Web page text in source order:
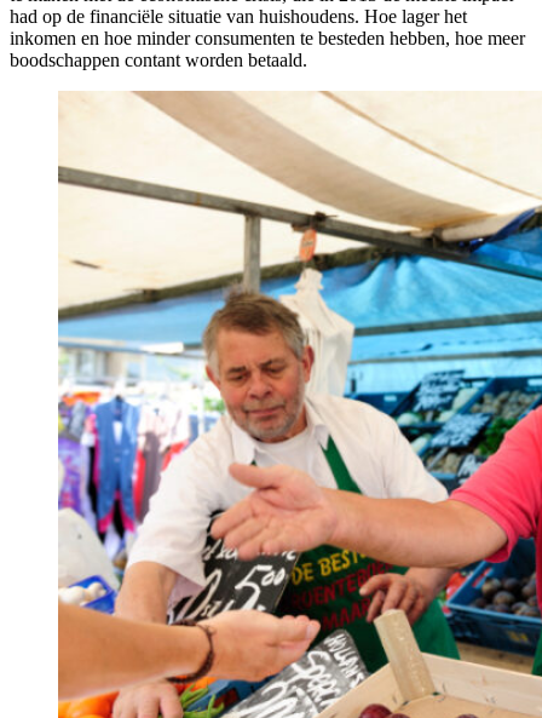
had op de financiële situatie van huishoudens. Hoe lager het
inkomen en hoe minder consumenten te besteden hebben, hoe meer
boodschappen contant worden betaald.